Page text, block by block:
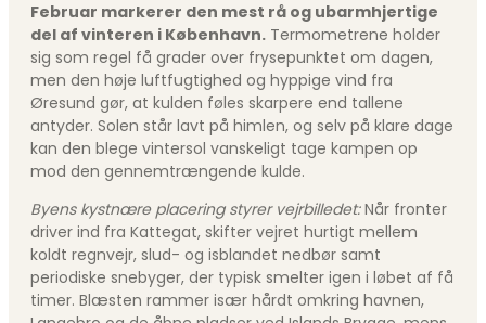
Februar markerer den mest rå og ubarmhjertige
del af vinteren i København. Termometrene holder
sig som regel få grader over frysepunktet om dagen,
men den høje luftfugtighed og hyppige vind fra
Øresund gør, at kulden føles skarpere end tallene
antyder. Solen står lavt på himlen, og selv på klare dage
kan den blege vintersol vanskeligt tage kampen op
mod den gennemtrængende kulde.
Byens kystnære placering styrer vejrbilledet:Når fronter
driver ind fra Kattegat, skifter vejret hurtigt mellem
koldt regnvejr, slud- og isblandet nedbør samt
periodiske snebyger, der typisk smelter igen i løbet af få
timer. Blæsten rammer især hårdt omkring havnen,